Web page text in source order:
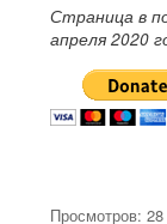
Страница в
апреля 2020
Просмотров: 28